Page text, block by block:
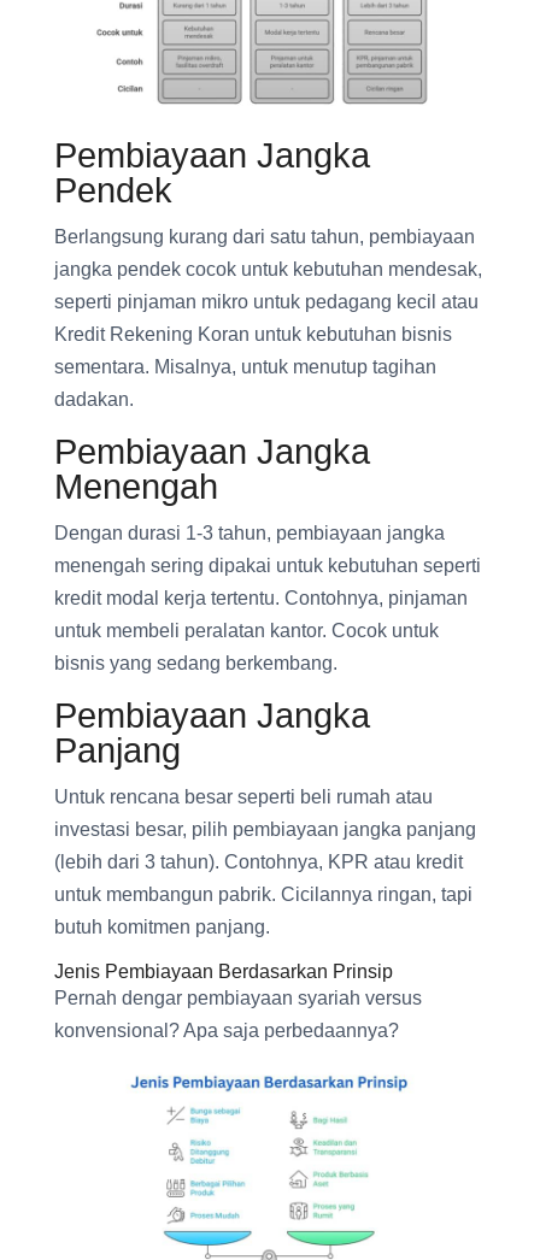
Pembiayaan Jangka
Pendek
Berlangsung kurang dari satu tahun, pembiayaan
jangka pendek cocok untuk kebutuhan mendesak,
seperti pinjaman mikro untuk pedagang kecil atau
Kredit Rekening Koran untuk kebutuhan bisnis
sementara. Misalnya, untuk menutup tagihan
dadakan.
Pembiayaan Jangka
Menengah
Dengan durasi 1-3 tahun, pembiayaan jangka
menengah sering dipakai untuk kebutuhan seperti
kredit modal kerja tertentu. Contohnya, pinjaman
untuk membeli peralatan kantor. Cocok untuk
bisnis yang sedang berkembang.
Pembiayaan Jangka
Panjang
Untuk rencana besar seperti beli rumah atau
investasi besar, pilih pembiayaan jangka panjang
(lebih dari 3 tahun). Contohnya, KPR atau kredit
untuk membangun pabrik. Cicilannya ringan, tapi
butuh komitmen panjang.
Jenis Pembiayaan Berdasarkan Prinsip
Pernah dengar pembiayaan syariah versus
konvensional? Apa saja perbedaannya?